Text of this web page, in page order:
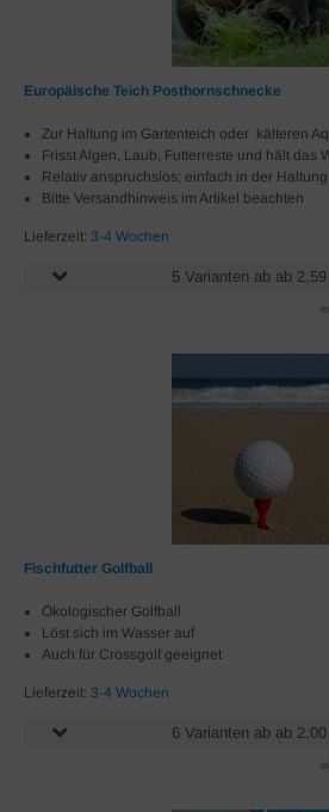
Europäische Teich Posthornschnecke
Zur Haltung im Gartenteich oder kälteren
Frisst Algen, Laub, Futterreste und hält das
Relativ anspruchslos; einfach in der Haltung
Bitte Versandhinweis im Artikel beachten
Lieferzeit: 3-4 Wochen
5 Varianten ab ab
Fischfutter Golfball
Ökologischer Golfball
Löst sich im Wasser auf
Auch für Crossgolf geeignet
Lieferzeit: 3-4 Wochen
6 Varianten ab ab